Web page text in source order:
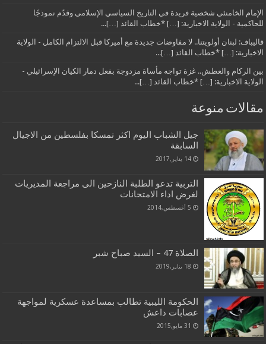
الإمام الخامنئي شخصية فريدة في التاريخ السياسي الإسلامي وقدّم نموذجًا
للحاكمية - الولاية الاخبارية: […] *خطاب القائد […]...
قاليباف: لبنان أولويتنا.. لا مفاوضات جديدة مع أميركا قبل الالتزام الكامل - الولاية
الاخبارية: […] *خطاب القائد […]...
بين الركام والعطش.. غزة تواجه مأساة مزدوجة بفعل دمار الكيان الإسرائيلي -
الولاية الاخبارية: […] *خطاب القائد […]...
مقالات منوعة
جيل الشباب اليوم اكثر تمسكا بفلسطين من الاجيال
السابقة
14 يناير,2017
التربية تدعو الطلبة النازحين الى مراجعة المديريات
لغرض اداء الامتحانات
5 أغسطس,2014
الصلاة 47 – السيد صباح شبر
18 يناير,2019
الحكومة الليبية تطالب بمساعدة عسكرية لمواجهة
عصابات داعش
31 مايو,2015